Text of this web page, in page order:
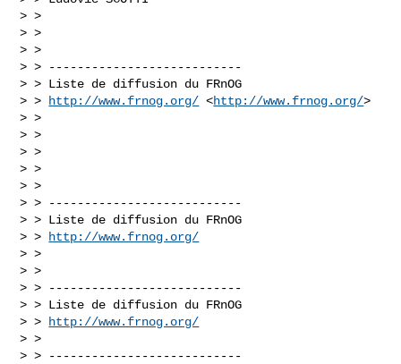
> >
> >
> >
> > ---------------------------
> > Liste de diffusion du FRnOG
> >
http://www.frnog.org/ <http://www.frnog.org/>
> >
> >
> >
> >
> >
> > ---------------------------
> > Liste de diffusion du FRnOG
> >
http://www.frnog.org/
> >
> >
> > ---------------------------
> > Liste de diffusion du FRnOG
> >
http://www.frnog.org/
> >
> > ---------------------------